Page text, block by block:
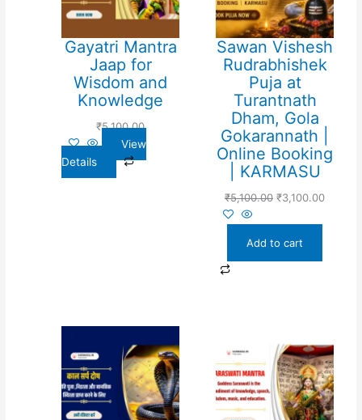
Gayatri Mantra
Jaap for
Wisdom and
Knowledge
₹5,100.00
View
Details
Sawan Vishesh
Rudrabhishek
Puja at
Turantnath
Dham, Gola
Gokarannath |
Online Booking
| KARMASU
₹5,100.00 ₹3,100.00
Add to cart